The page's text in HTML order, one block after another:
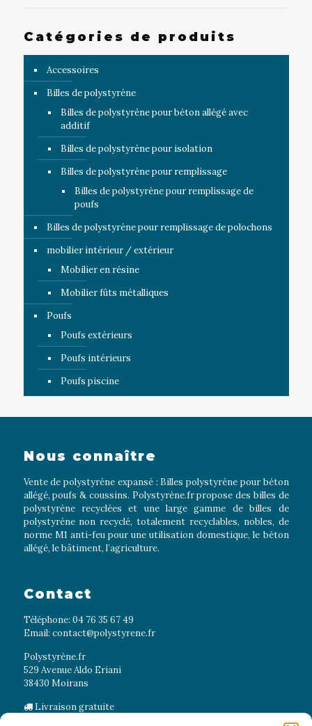
Catégories de produits
Accessoires
Billes de polystyrène
Billes de polystyrène pour béton allégé avec
additif
Billes de polystyrène pour isolation
Billes de polystyrène pour remplissage
Billes de polystyrène pour remplissage de
poufs
Billes de polystyrène pour remplissage de polochons
mobilier intérieur / extérieur
Mobilier en résine
Mobilier fûts métalliques
Poufs
Poufs extérieurs
Poufs intérieurs
Poufs piscine
Nous connaître
Vente de polystyrène expansé : Billes polystyrène pour béton
allégé, poufs & coussins. Polystyrène.fr propose des billes de
polystyrène recyclées et une large gamme de billes de
polystyrène non recyclé, totalement recyclables, nobles, de
norme M1 anti-feu pour une utilisation domestique, le béton
allégé, le bâtiment, l’agriculture.
Contact
Téléphone: 04 76 35 67 49
Email: contact@polystyrene.fr
Polystyrène.fr
529 Avenue Aldo Eriani
38430 Moirans
Livraison gratuite